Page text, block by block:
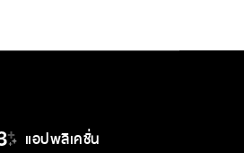
แอปพลิเคชั่น